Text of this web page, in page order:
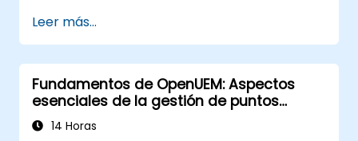
Leer más...
Fundamentos de OpenUEM: Aspectos
esenciales de la gestión de puntos
finales14 Horas